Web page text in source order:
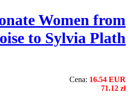
Women from
to Sylvia Plath
Cena: 16.54 EUR
71.12 zł